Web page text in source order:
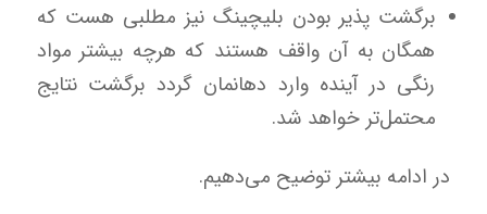
برگشت پذیر بودن بلیچینگ نیز مطلبی هست که
همگان به آن واقف هستند که هرچه بیشتر مواد
رنگی در آینده وارد دهانمان گردد برگشت نتایج
محتمل‌تر خواهد شد.
در ادامه بیشتر توضیح می‌دهیم.